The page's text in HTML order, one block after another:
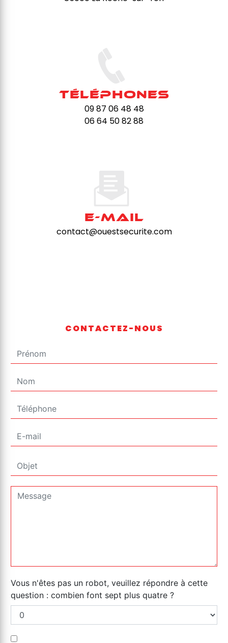
Téléphones
09 87 06 48 48
06 64 50 82 88
E-mail
contact@ouestsecurite.com
CONTACTEZ-NOUS
Vous n'êtes pas un robot, veuillez répondre à cette
question : combien font sept plus quatre ?